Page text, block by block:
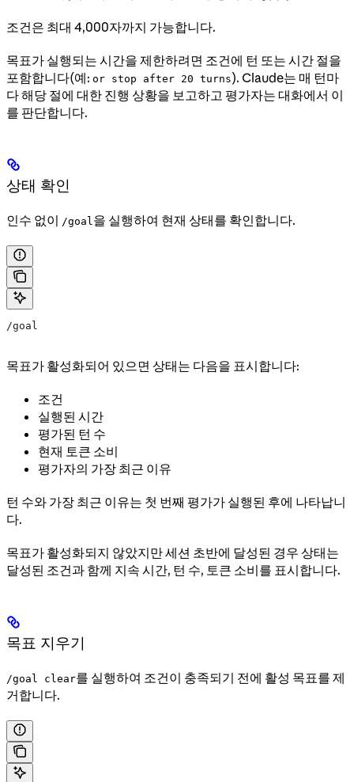
조건은 최대 4,000자까지 가능합니다.
목표가 실행되는 시간을 제한하려면 조건에 턴 또는 시간 절을
포함합니다(예: or stop after 20 turns). Claude는 매 턴마
다 해당 절에 대한 진행 상황을 보고하고 평가자는 대화에서 이
를 판단합니다.
상태 확인
인수 없이 /goal 을 실행하여 현재 상태를 확인합니다.
/goal
목표가 활성화되어 있으면 상태는 다음을 표시합니다:
조건
실행된 시간
평가된 턴 수
현재 토큰 소비
평가자의 가장 최근 이유
턴 수와 가장 최근 이유는 첫 번째 평가가 실행된 후에 나타납니
다.
목표가 활성화되지 않았지만 세션 초반에 달성된 경우 상태는
달성된 조건과 함께 지속 시간, 턴 수, 토큰 소비를 표시합니다.
목표 지우기
/goal clear를 실행하여 조건이 충족되기 전에 활성 목표를 제
거합니다.